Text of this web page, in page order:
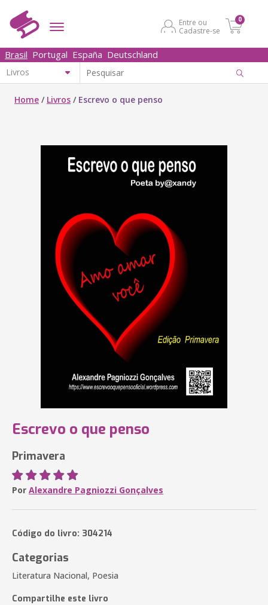
Entre ou
Cadastre-se
0
Brasil Portugal España Deutschland
Home / Livros / Escrevo o que penso
Escrevo o que penso
Primavera
Por Alexandre Pagniozzi Gonçalves
Código do livro: 304214
Categorias
Literatura Nacional, Poesia
Compartilhe este livro